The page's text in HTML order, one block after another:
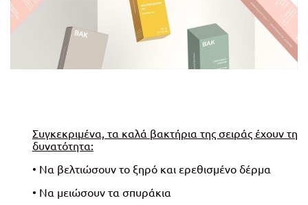
Συγκεκριμένα, τα καλά βακτήρια της σειράς έχουν τη
δυνατότητα:
• Να βελτιώσουν το ξηρό και ερεθισμένο δέρμα
• Να μειώσουν τα σπυράκια